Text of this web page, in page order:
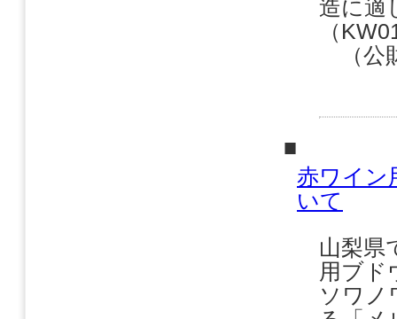
造に適
（
（公
■
赤ワイン
いて
山梨県
用ブド
ソワノ